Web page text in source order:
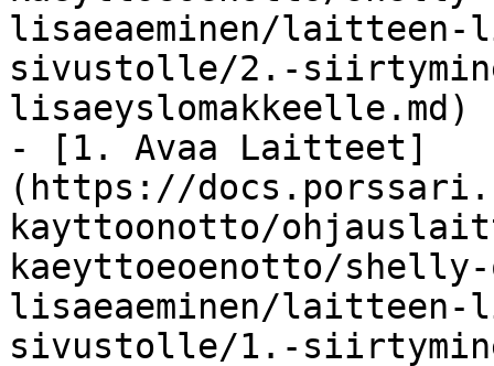
lisaeaeminen/laitteen-
sivustolle/2.-
lisaeyslomakkeelle.md)
- [1. Avaa Laitteet]
(https://
kayttoonotto/
kaeyttoeoenotto/shelly-
lisaeaeminen/laitteen-
sivustolle/1.-